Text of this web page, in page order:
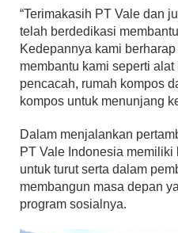
“Terimakasih PT Vale dan
telah berdedikasi
Kedepannya kami
membantu kami seperti
pencacah, rumah kompos
kompos untuk menunjang
Dalam menjalankan
PT Vale Indonesia
untuk turut serta dalam
membangun masa depan
program sosialnya.